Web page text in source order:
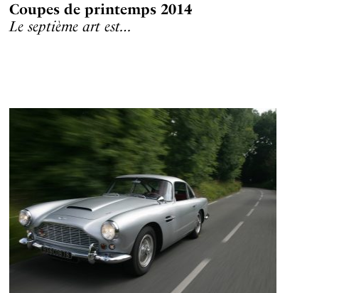
Coupes de printemps 2014
Le septième art est…